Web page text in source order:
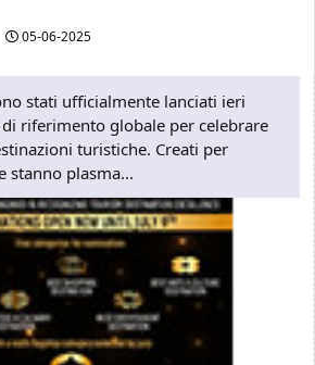
05-06-2025
stati ufficialmente lanciati ieri
riferimento globale per celebrare
turistiche. Creati per
stanno plasma...